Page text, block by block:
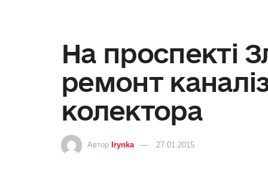
На проспекті
ремонт
колектора
Автор Irynka 27.01.2015